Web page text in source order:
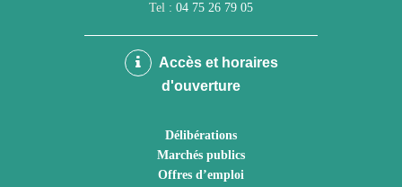
Tel : 04 75 26 79 05
Accès et horaires
d'ouverture
Délibérations
Marchés publics
Offres d’emploi